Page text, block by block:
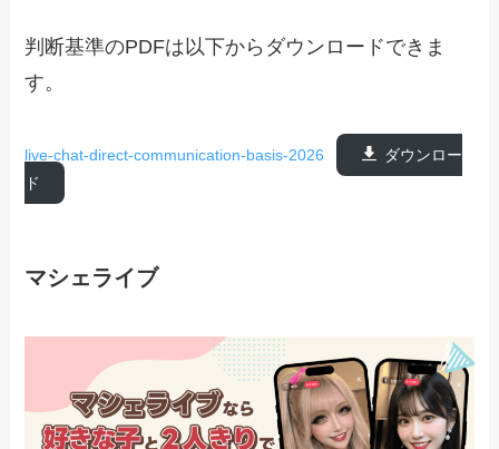
判断基準のPDFは以下からダウンロードできま
す。
live-chat-direct-communication-basis-2026
ダウンロー
ド
マシェライブ